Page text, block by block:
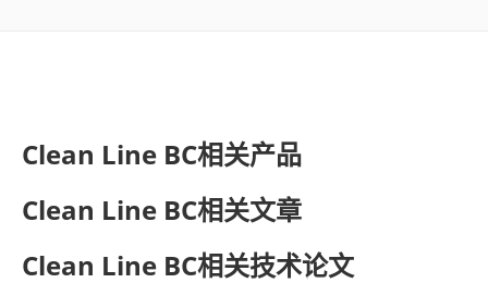
联系
Clean Line BC相关产品
Clean Line BC相关文章
Clean Line BC相关技术论文